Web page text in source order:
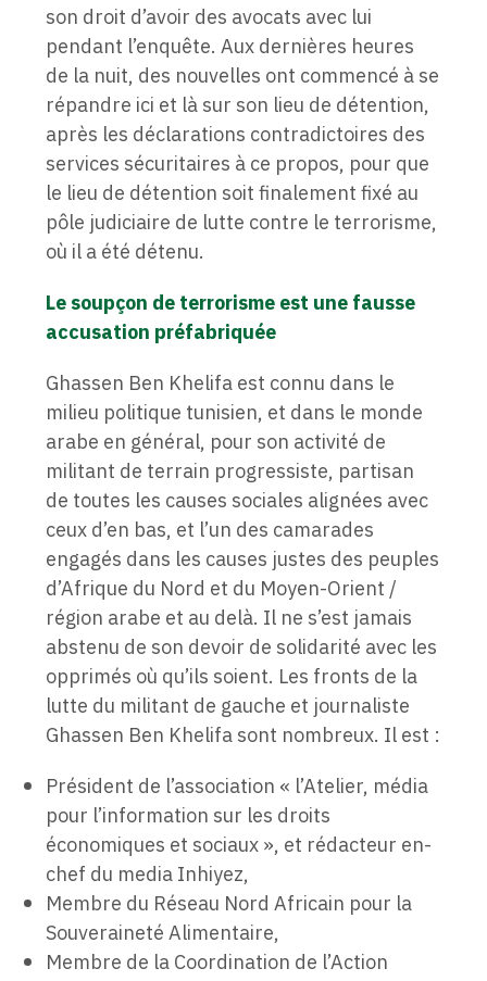
son droit d’avoir des avocats avec lui
pendant l’enquête. Aux dernières heures
de la nuit, des nouvelles ont commencé à se
répandre ici et là sur son lieu de détention,
après les déclarations contradictoires des
services sécuritaires à ce propos, pour que
le lieu de détention soit finalement fixé au
pôle judiciaire de lutte contre le terrorisme,
où il a été détenu.
Le soupçon de terrorisme est une fausse
accusation préfabriquée
Ghassen Ben Khelifa est connu dans le
milieu politique tunisien, et dans le monde
arabe en général, pour son activité de
militant de terrain progressiste, partisan
de toutes les causes sociales alignées avec
ceux d’en bas, et l’un des camarades
engagés dans les causes justes des peuples
d’Afrique du Nord et du Moyen-Orient /
région arabe et au delà. Il ne s’est jamais
abstenu de son devoir de solidarité avec les
opprimés où qu’ils soient. Les fronts de la
lutte du militant de gauche et journaliste
Ghassen Ben Khelifa sont nombreux. Il est :
Président de l’association « l’Atelier, média
pour l’information sur les droits
économiques et sociaux », et rédacteur en-
chef du media Inhiyez,
Membre du Réseau Nord Africain pour la
Souveraineté Alimentaire,
Membre de la Coordination de l’Action